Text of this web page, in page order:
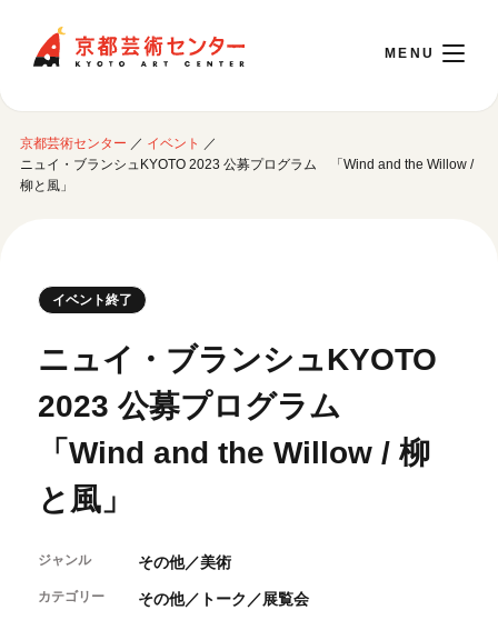
English
※チケット窓口は18:00まで／ギャラリー・図書室・情報コーナーは20:00まで／カ
フェは11:00～18:00まで営業
ご利用案内
開館時間・アクセシビリティ
フロアガイド
交通アクセス
図書室・情報コーナー
よくあるご質問
取材／視察・見学／撮影
イベントに参加する
開催中のイベント
これまでのイベント
制作室について
制作室の使用方法・募集要項
公募情報
京都芸術センター ／ イベント ／
ニュイ・ブランシュKYOTO 2023 公募プログラム 「Wind and the Willow /
柳と風」
イベント終了
ニュイ・ブランシュKYOTO
2023 公募プログラム
「Wind and the Willow / 柳
と風」
ジャンル その他／美術
カテゴリー その他／トーク／展覧会